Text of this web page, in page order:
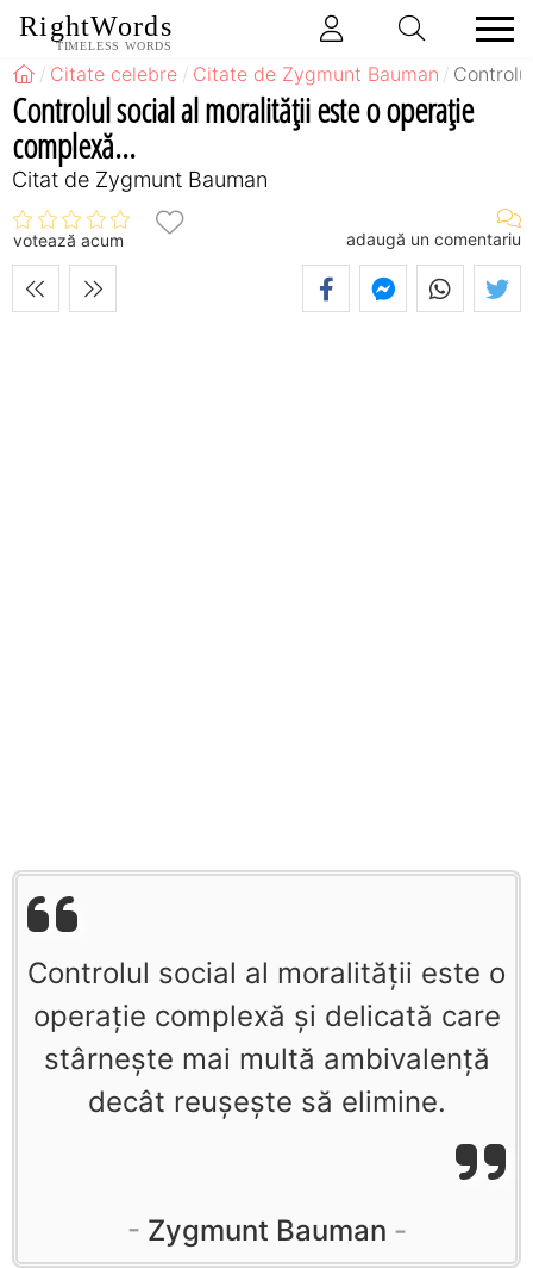
RightWords
TIMELESS WORDS
Citate celebre Citate de Zygmunt Bauman
Controlul social al moralităţii este o operaţie
complexă...
Citat de Zygmunt Bauman
votează acum adaugă un comentariu
Controlul social al moralităţii este o
operaţie complexă şi delicată care
stârneşte mai multă ambivalenţă
decât reuşeşte să elimine.
Zygmunt Bauman